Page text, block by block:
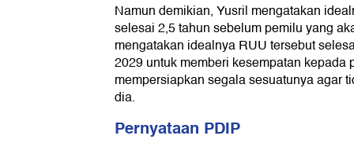
Namun demikian, Yusril mengatakan
selesai 2,5 tahun sebelum pemilu yang
mengatakan idealnya RUU tersebut
2029 untuk memberi kesempatan kepada
mempersiapkan segala sesuatunya agar
dia.
Pernyataan PDIP